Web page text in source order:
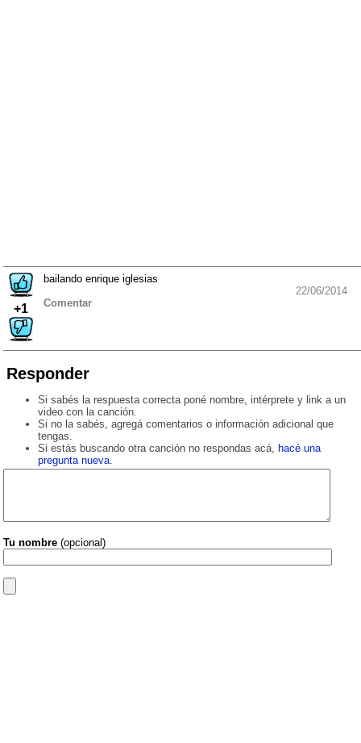
+1
bailando enrique iglesias
22/06/2014
Comentar
Responder
Si sabés la respuesta correcta poné nombre, intérprete y link a un
video con la canción.
Si no la sabés, agregá comentarios o información adicional que
tengas.
Si estás buscando otra canción no respondas acá, hacé una
pregunta nueva.
Tu nombre (opcional)